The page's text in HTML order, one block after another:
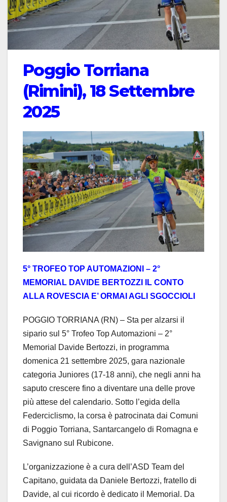
Poggio Torriana
(Rimini), 18 Settembre
2025
5° TROFEO TOP AUTOMAZIONI – 2°
MEMORIAL DAVIDE BERTOZZI IL CONTO
ALLA ROVESCIA E’ ORMAI AGLI SGOCCIOLI
POGGIO TORRIANA (RN) – Sta per alzarsi il
sipario sul 5° Trofeo Top Automazioni – 2°
Memorial Davide Bertozzi, in programma
domenica 21 settembre 2025, gara nazionale
categoria Juniores (17-18 anni), che negli anni ha
saputo crescere fino a diventare una delle prove
più attese del calendario. Sotto l’egida della
Federciclismo, la corsa è patrocinata dai Comuni
di Poggio Torriana, Santarcangelo di Romagna e
Savignano sul Rubicone.
L’organizzazione è a cura dell’ASD Team del
Capitano, guidata da Daniele Bertozzi, fratello di
Davide, al cui ricordo è dedicato il Memorial. Da